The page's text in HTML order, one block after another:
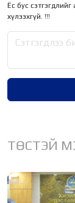
Ёс бус
хүлээхгүй. !!!
ТӨСТЭЙ